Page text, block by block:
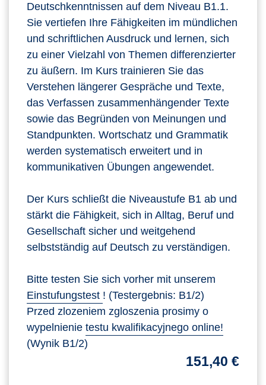
Deutschkenntnissen auf dem Niveau B1.1.
Sie vertiefen Ihre Fähigkeiten im mündlichen
und schriftlichen Ausdruck und lernen, sich
zu einer Vielzahl von Themen differenzierter
zu äußern. Im Kurs trainieren Sie das
Verstehen längerer Gespräche und Texte,
das Verfassen zusammenhängender Texte
sowie das Begründen von Meinungen und
Standpunkten. Wortschatz und Grammatik
werden systematisch erweitert und in
kommunikativen Übungen angewendet.
Der Kurs schließt die Niveaustufe B1 ab und
stärkt die Fähigkeit, sich in Alltag, Beruf und
Gesellschaft sicher und weitgehend
selbstständig auf Deutsch zu verständigen.
Bitte testen Sie sich vorher mit unserem
Einstufungstest ! (Testergebnis: B1/2)
Przed zlozeniem zgloszenia prosimy o
wypelnienie testu kwalifikacyjnego online!
(Wynik B1/2)
151,40 €